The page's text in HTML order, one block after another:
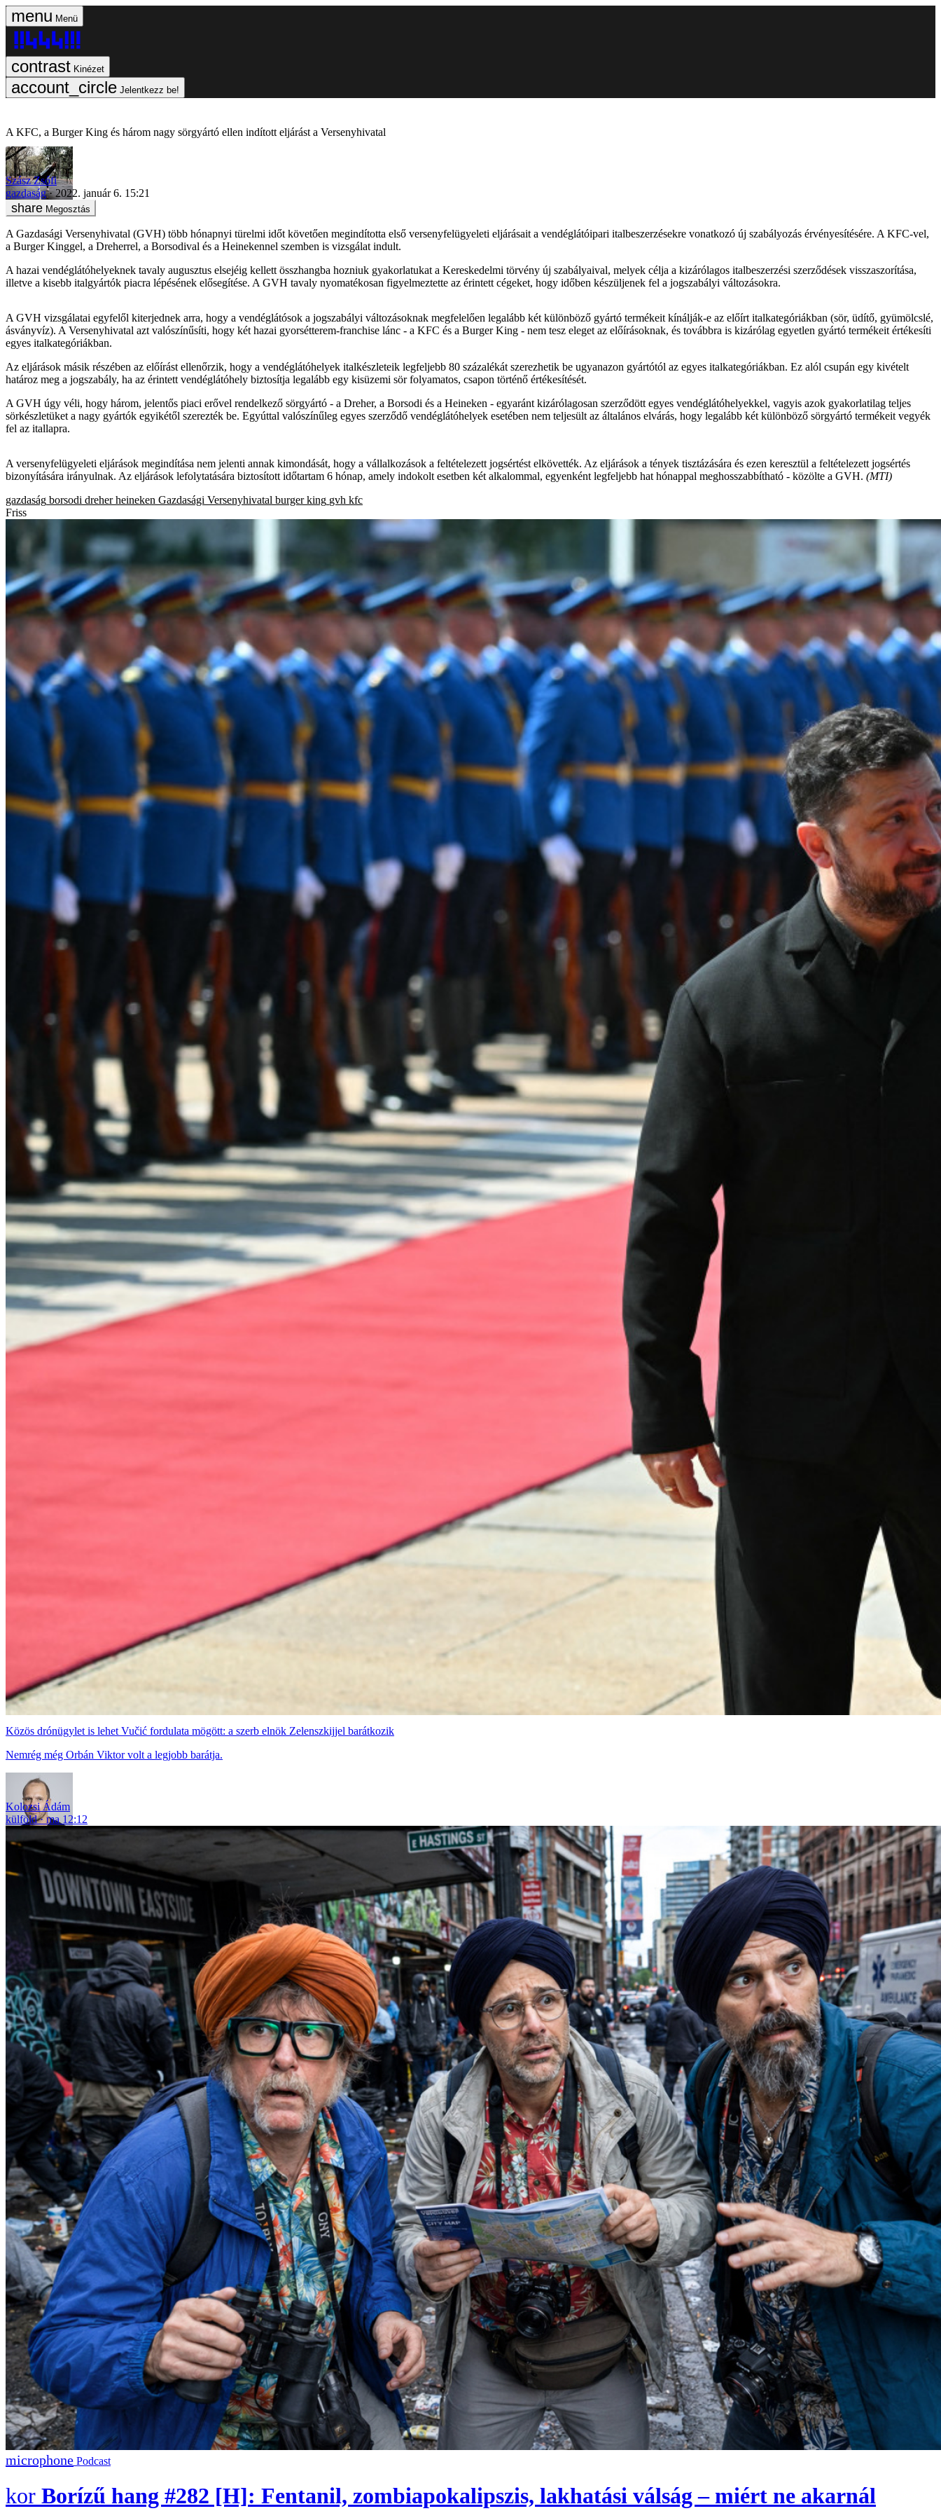
Menü
Kinézet
Jelentkezz be!
A KFC, a Burger King és három nagy sörgyártó ellen indított eljárást a Versenyhivatal
Szász Zsófi
gazdaság
2022. január 6. 15:21
Megosztás
A Gazdasági Versenyhivatal (GVH) több hónapnyi türelmi időt követően megindította első versenyfelügyeleti eljárásait a vendéglátóipari italbeszerzésekre vonatkozó új szabályozás érvényesítésére. A KFC-vel,
a Burger Kinggel, a Dreherrel, a Borsodival és a Heinekennel szemben is vizsgálat indult.
A hazai vendéglátóhelyeknek tavaly augusztus elsejéig kellett összhangba hozniuk gyakorlatukat a Kereskedelmi törvény új szabályaival, melyek célja a kizárólagos italbeszerzési szerződések visszaszorítása,
illetve a kisebb italgyártók piacra lépésének elősegítése. A GVH tavaly nyomatékosan figyelmeztette az érintett cégeket, hogy időben készüljenek fel a jogszabályi változásokra.
A GVH vizsgálatai egyfelől kiterjednek arra, hogy a vendéglátósok a jogszabályi változásoknak megfelelően legalább két különböző gyártó termékeit kínálják-e az előírt italkategóriákban (sör, üdítő, gyümölcslé,
ásványvíz). A Versenyhivatal azt valószínűsíti, hogy két hazai gyorsétterem-franchise lánc - a KFC és a Burger King - nem tesz eleget az előírásoknak, és továbbra is kizárólag egyetlen gyártó termékeit értékesíti
egyes italkategóriákban.
Az eljárások másik részében az előírást ellenőrzik, hogy a vendéglátóhelyek italkészleteik legfeljebb 80 százalékát szerezhetik be ugyanazon gyártótól az egyes italkategóriákban. Ez alól csupán egy kivételt
határoz meg a jogszabály, ha az érintett vendéglátóhely biztosítja legalább egy kisüzemi sör folyamatos, csapon történő értékesítését.
A GVH úgy véli, hogy három, jelentős piaci erővel rendelkező sörgyártó - a Dreher, a Borsodi és a Heineken - egyaránt kizárólagosan szerződött egyes vendéglátóhelyekkel, vagyis azok gyakorlatilag teljes
sörkészletüket a nagy gyártók egyikétől szerezték be. Egyúttal valószínűleg egyes szerződő vendéglátóhelyek esetében nem teljesült az általános elvárás, hogy legalább két különböző sörgyártó termékeit vegyék
fel az itallapra.
A versenyfelügyeleti eljárások megindítása nem jelenti annak kimondását, hogy a vállalkozások a feltételezett jogsértést elkövették. Az eljárások a tények tisztázására és ezen keresztül a feltételezett jogsértés
bizonyítására irányulnak. Az eljárások lefolytatására biztosított időtartam 6 hónap, amely indokolt esetben két alkalommal, egyenként legfeljebb hat hónappal meghosszabbítható - közölte a GVH. (MTI)
gazdaság borsodi dreher heineken Gazdasági Versenyhivatal burger king gvh kfc
Friss
Közös drónügylet is lehet Vučić fordulata mögött: a szerb elnök Zelenszkijjel barátkozik
Nemrég még Orbán Viktor volt a legjobb barátja.
Kolozsi Ádám
külföld
ma 12:12
Podcast
Borízű hang #282 [H]: Fentanil, zombiapokalipszis, lakhatási válság – miért ne akarnál